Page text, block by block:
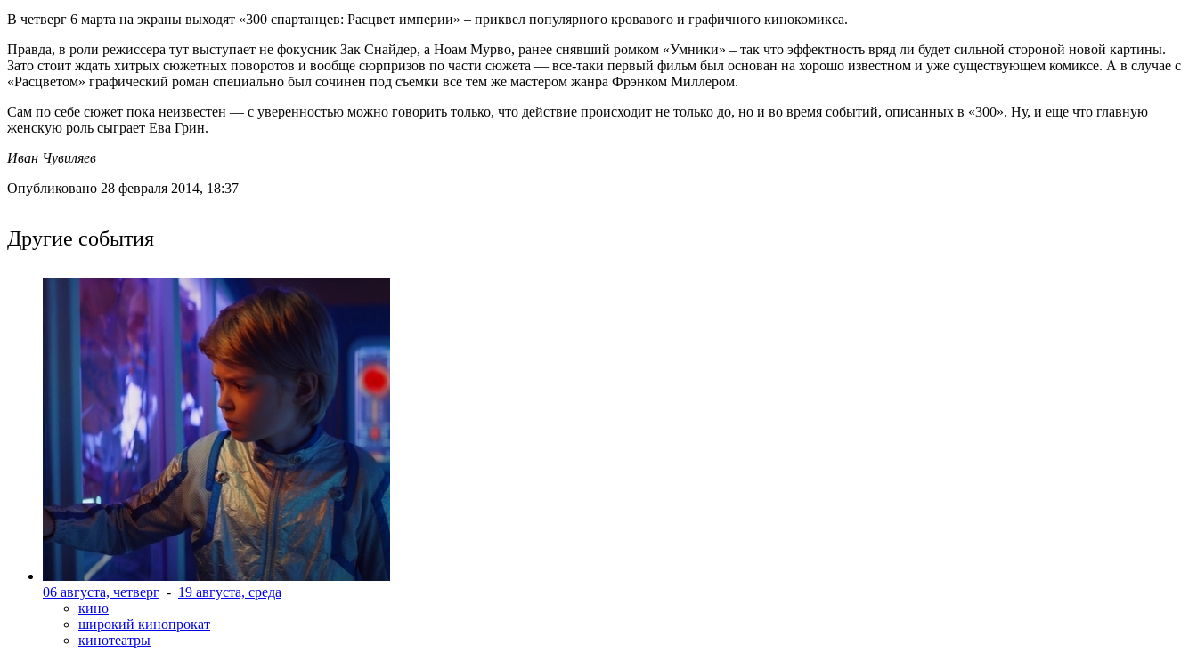
В четверг 6 марта на экраны выходят «300 спартанцев: Расцвет империи» – приквел популярного кровавого и графичного кинокомикса.
Правда, в роли режиссера тут выступает не фокусник Зак Снайдер, а Ноам Мурво, ранее снявший ромком «Умники» – так что эффектность вряд ли будет сильной стороной новой картины.
Зато стоит ждать хитрых сюжетных поворотов и вообще сюрпризов по части сюжета — все-таки первый фильм был основан на хорошо известном и уже существующем комиксе. А в случае с
«Расцветом» графический роман специально был сочинен под съемки все тем же мастером жанра Фрэнком Миллером.
Сам по себе сюжет пока неизвестен — с уверенностью можно говорить только, что действие происходит не только до, но и во время событий, описанных в «300». Ну, и еще что главную
женскую роль сыграет Ева Грин.
Иван Чувиляев
Опубликовано 28 февраля 2014, 18:37
Другие события
06 августа, четверг - 19 августа, среда
кино
широкий кинопрокат
кинотеатры